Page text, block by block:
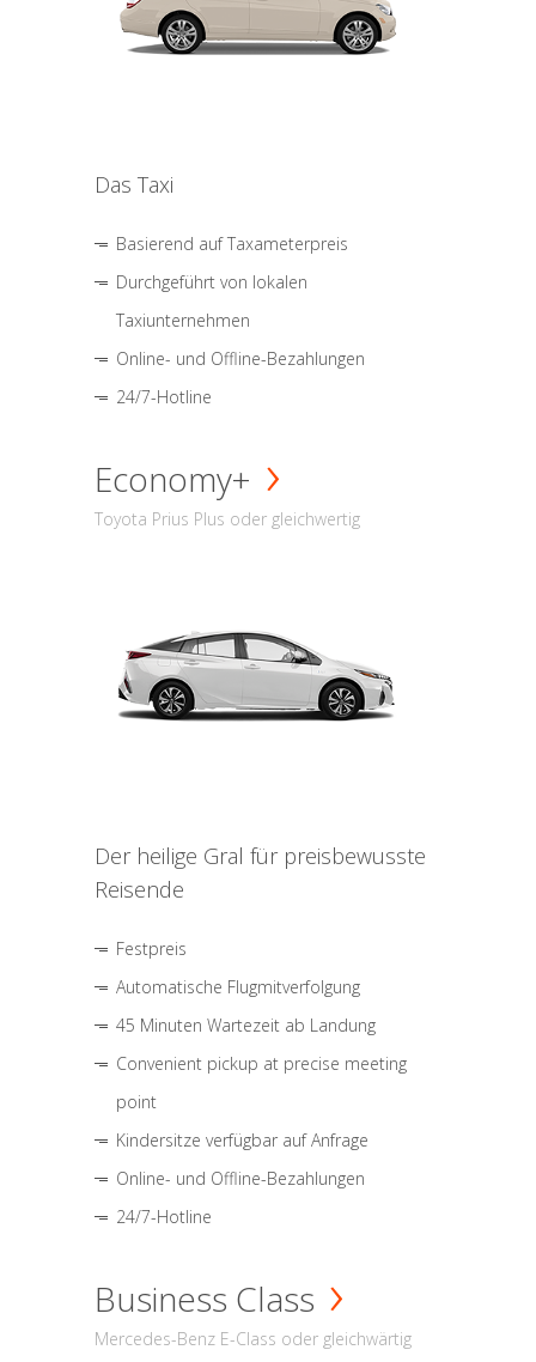
Das Taxi
Basierend auf Taxameterpreis
Durchgeführt von lokalen
Taxiunternehmen
Online- und Offline-Bezahlungen
24/7-Hotline
Economy+
Toyota Prius Plus oder gleichwertig
Der heilige Gral für preisbewusste
Reisende
Festpreis
Automatische Flugmitverfolgung
45 Minuten Wartezeit ab Landung
Convenient pickup at precise meeting
point
Kindersitze verfügbar auf Anfrage
Online- und Offline-Bezahlungen
24/7-Hotline
Business Class
Mercedes-Benz E-Class oder gleichwärtig